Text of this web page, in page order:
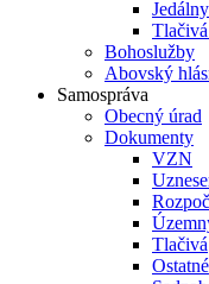
Bohoslužby
Abovský
Samospráva
Obecný úrad
Dokumenty
VZN
Tlačivá
Ostatné